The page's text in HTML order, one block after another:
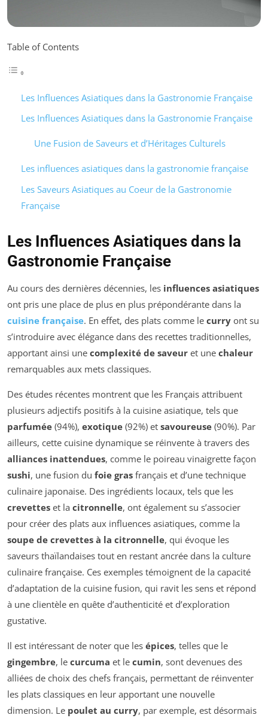
Table of Contents
Les Influences Asiatiques dans la Gastronomie Française
Les Influences Asiatiques dans la Gastronomie Française
Une Fusion de Saveurs et d’Héritages Culturels
Les influences asiatiques dans la gastronomie française
Les Saveurs Asiatiques au Coeur de la Gastronomie
Française
Les Influences Asiatiques dans la
Gastronomie Française
Au cours des dernières décennies, les influences asiatiques
ont pris une place de plus en plus prépondérante dans la
cuisine française. En effet, des plats comme le curry ont su
s’introduire avec élégance dans des recettes traditionnelles,
apportant ainsi une complexité de saveur et une chaleur
remarquables aux mets classiques.
Des études récentes montrent que les Français attribuent
plusieurs adjectifs positifs à la cuisine asiatique, tels que
parfumée (94%), exotique (92%) et savoureuse (90%). Par
ailleurs, cette cuisine dynamique se réinvente à travers des
alliances inattendues, comme le poireau vinaigrette façon
sushi, une fusion du foie gras français et d’une technique
culinaire japonaise. Des ingrédients locaux, tels que les
crevettes et la citronnelle, ont également su s’associer
pour créer des plats aux influences asiatiques, comme la
soupe de crevettes à la citronnelle, qui évoque les
saveurs thaïlandaises tout en restant ancrée dans la culture
culinaire française. Ces exemples témoignent de la capacité
d’adaptation de la cuisine fusion, qui ravit les sens et répond
à une clientèle en quête d’authenticité et d’exploration
gustative.
Il est intéressant de noter que les épices, telles que le
gingembre, le curcuma et le cumin, sont devenues des
alliées de choix des chefs français, permettant de réinventer
les plats classiques en leur apportant une nouvelle
dimension. Le poulet au curry, par exemple, est désormais